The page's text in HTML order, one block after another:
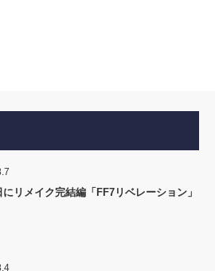
にリメイク完結編「FF7リベレーション」